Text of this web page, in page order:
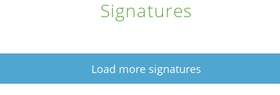
Signatures
Load more signatures